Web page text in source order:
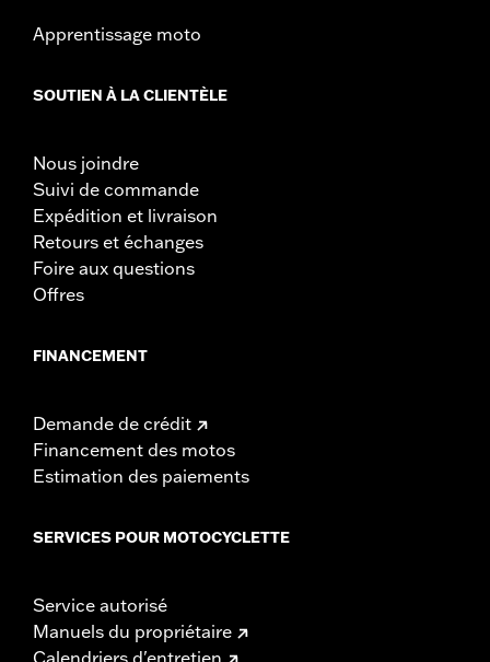
Apprentissage moto
SOUTIEN À LA CLIENTÈLE
Nous joindre
Suivi de commande
Expédition et livraison
Retours et échanges
Foire aux questions
Offres
FINANCEMENT
Demande de crédit
Financement des motos
Estimation des paiements
SERVICES POUR MOTOCYCLETTE
Service autorisé
Manuels du propriétaire
Calendriers d'entretien